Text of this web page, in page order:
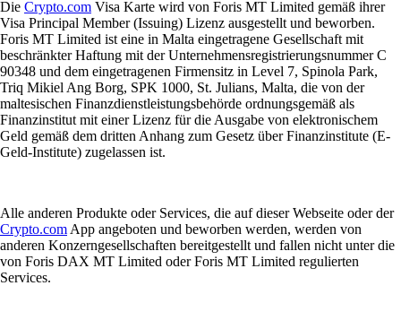
Die Crypto.com Visa Karte wird von Foris MT Limited gemäß ihrer
Visa Principal Member (Issuing) Lizenz ausgestellt und beworben.
Foris MT Limited ist eine in Malta eingetragene Gesellschaft mit
beschränkter Haftung mit der Unternehmensregistrierungsnummer C
90348 und dem eingetragenen Firmensitz in Level 7, Spinola Park,
Triq Mikiel Ang Borg, SPK 1000, St. Julians, Malta, die von der
maltesischen Finanzdienstleistungsbehörde ordnungsgemäß als
Finanzinstitut mit einer Lizenz für die Ausgabe von elektronischem
Geld gemäß dem dritten Anhang zum Gesetz über Finanzinstitute (E-
Geld-Institute) zugelassen ist.
Alle anderen Produkte oder Services, die auf dieser Webseite oder der
Crypto.com App angeboten und beworben werden, werden von
anderen Konzerngesellschaften bereitgestellt und fallen nicht unter die
von Foris DAX MT Limited oder Foris MT Limited regulierten
Services.